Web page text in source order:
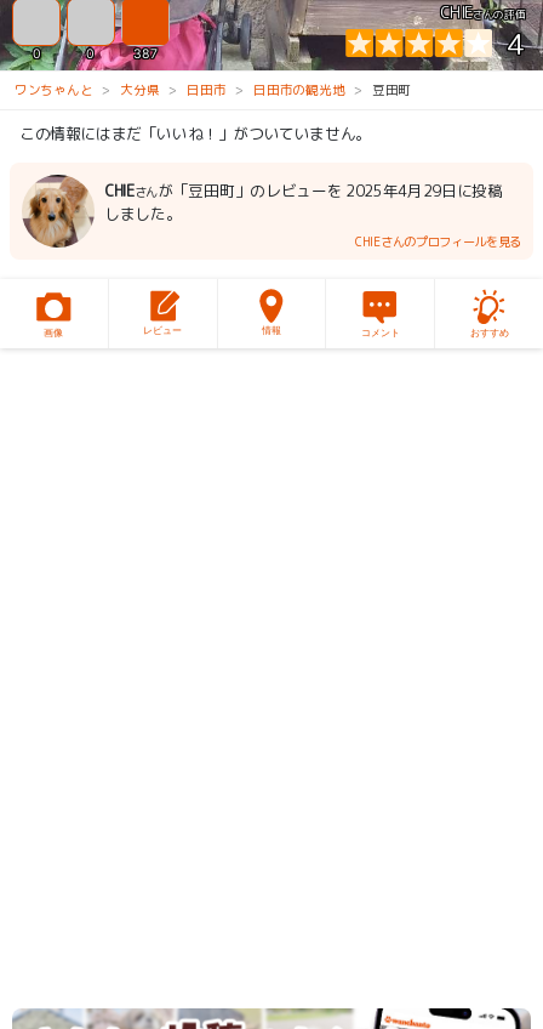
CHIEさんの評価
4
0 0 387
ワンちゃんと 大分県 日田市 日田市の観光地 豆田町
この情報にはまだ「いいね！」がついていません。
CHIEさんが「豆田町」のレビューを 2025年4月29日に投稿
しました。
CHIEさんのプロフィールを見る
画像 レビュー 情報 コメント おすすめ